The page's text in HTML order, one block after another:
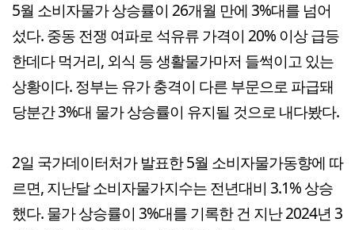
5월 소비자물가 상승률이 26개월 만에 3%대를 넘어
섰다. 중동 전쟁 여파로 석유류 가격이 20% 이상 급등
한데다 먹거리, 외식 등 생활물가마저 들썩이고 있는
상황이다. 정부는 유가 충격이 다른 부문으로 파급돼
당분간 3%대 물가 상승률이 유지될 것으로 내다봤다.
2일 국가데이터처가 발표한 5월 소비자물가동향에 따
르면, 지난달 소비자물가지수는 전년대비 3.1% 상승
했다. 물가 상승률이 3%대를 기록한 건 지난 2024년 3